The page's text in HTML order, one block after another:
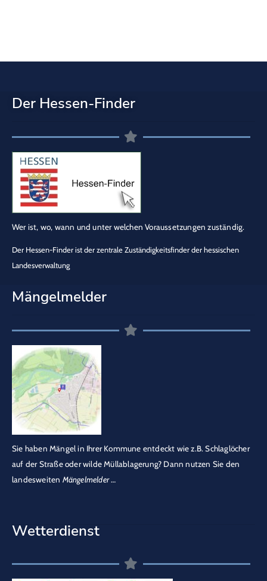
Der Hessen-Finder
Wer ist, wo, wann und unter welchen Voraussetzungen zuständig.
Der Hessen-Finder ist der zentrale Zuständigkeitsfinder der hessischen
Landesverwaltung
Mängelmelder
Sie haben Mängel in Ihrer Kommune entdeckt wie z.B. Schlaglöcher
auf der Straße oder wilde Müllablagerung? Dann nutzen Sie den
landesweiten Mängelmelder…
Wetterdienst